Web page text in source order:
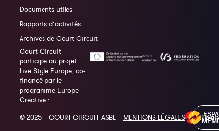
Documents utiles
Rapports d’activités
Archives de Court-Circuit
Court-Circuit
participe au projet
Live Style Europe, co-
financé par le
programme Europe
Creative :
© 2025 – COURT-CIRCUIT ASBL – MENTIONS LÉGALES